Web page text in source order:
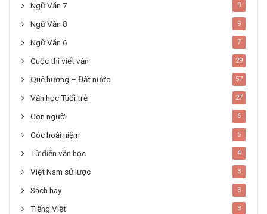
Ngữ Văn 7 9
Ngữ Văn 8 9
Ngữ Văn 6 7
Cuộc thi viết văn 29
Quê hương – Đất nước 57
Văn học Tuổi trẻ 27
Con người 6
Góc hoài niệm 5
Từ điển văn học 4
Việt Nam sử lược 3
Sách hay 3
Tiếng Việt 3